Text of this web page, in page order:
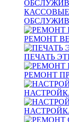
РЕМОНТ
ПЕЧАТЬ
РЕМОНТ